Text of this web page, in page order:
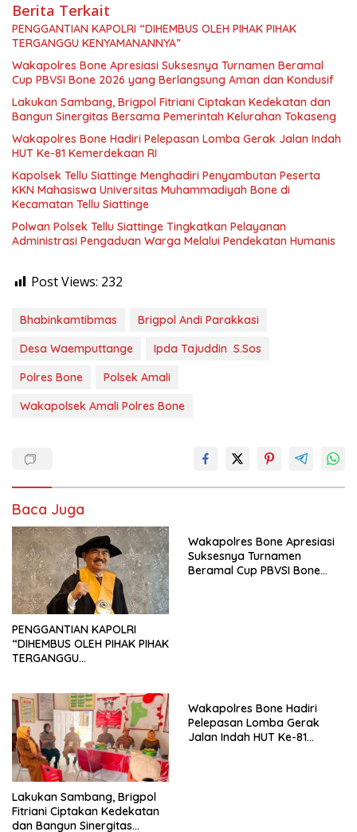
Berita Terkait
PENGGANTIAN KAPOLRI “DIHEMBUS OLEH PIHAK PIHAK
TERGANGGU KENYAMANANNYA”
Wakapolres Bone Apresiasi Suksesnya Turnamen Beramal
Cup PBVSI Bone 2026 yang Berlangsung Aman dan Kondusif
Lakukan Sambang, Brigpol Fitriani Ciptakan Kedekatan dan
Bangun Sinergitas Bersama Pemerintah Kelurahan Tokaseng
Wakapolres Bone Hadiri Pelepasan Lomba Gerak Jalan Indah
HUT Ke-81 Kemerdekaan RI
Kapolsek Tellu Siattinge Menghadiri Penyambutan Peserta
KKN Mahasiswa Universitas Muhammadiyah Bone di
Kecamatan Tellu Siattinge
Polwan Polsek Tellu Siattinge Tingkatkan Pelayanan
Administrasi Pengaduan Warga Melalui Pendekatan Humanis
Post Views: 232
Bhabinkamtibmas
Brigpol Andi Parakkasi
Desa Waemputtange
Ipda Tajuddin S.Sos
Polres Bone
Polsek Amali
Wakapolsek Amali Polres Bone
Baca Juga
PENGGANTIAN KAPOLRI
“DIHEMBUS OLEH PIHAK PIHAK
TERGANGGU
Wakapolres Bone Apresiasi
Suksesnya Turnamen
Beramal Cup PBVSI Bone
Lakukan Sambang, Brigpol
Fitriani Ciptakan Kedekatan
dan Bangun Sinergitas
Wakapolres Bone Hadiri
Pelepasan Lomba Gerak
Jalan Indah HUT Ke-81